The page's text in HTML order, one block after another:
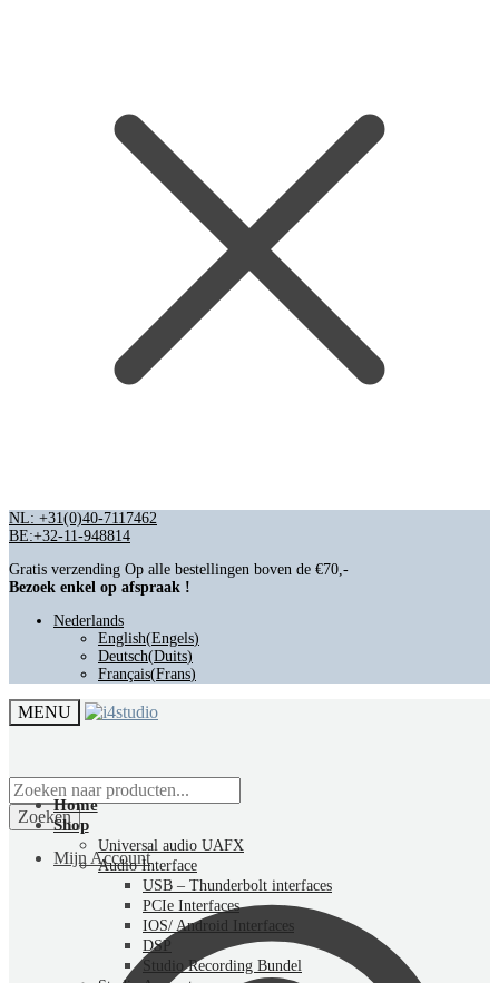
Ga
naar
Overslaan
naar
NL: +31(0)40-7117462
BE:+32-11-948814
Gratis verzending Op alle bestellingen boven de €70,-
Bezoek enkel op afspraak !
Nederlands
English(Engels)
Deutsch(Duits)
Français(Frans)
MENU
Producten
zoeken
Zoeken
Mijn Account
Home
Shop
Universal audio UAFX
Audio Interface
USB – Thunderbolt interfaces
PCIe Interfaces
IOS/ Android Interfaces
DSP
Studio Recording Bundel